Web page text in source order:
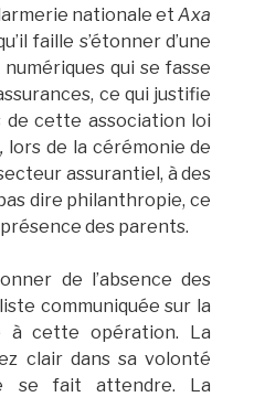
nationale etAxa
faille s’étonner d’une
qui se fasse
ce qui justifie
de cette association loi
lors de la cérémonie de
assurantiel, à des
dire philanthropie, ce
des parents.
de l’absence des
communiquée sur la
à cette opération. La
clair dans sa volonté
se fait attendre. La